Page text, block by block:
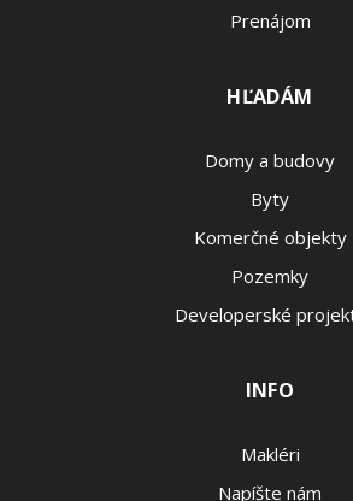
Prenájom
HĽADÁM
Domy a budovy
Byty
Komerčné objekty
Pozemky
Developerské
INFO
Makléri
Napíšte nám